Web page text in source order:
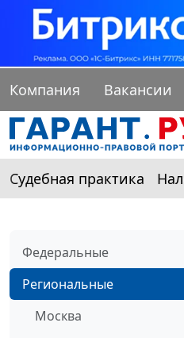
Компания Вакансии
Судебная практика
Федеральные
Региональные
Москва